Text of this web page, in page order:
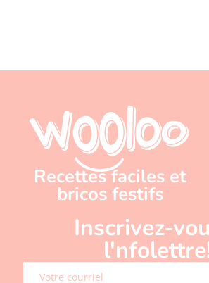
Recettes faciles et
bricos festifs
Inscrivez-